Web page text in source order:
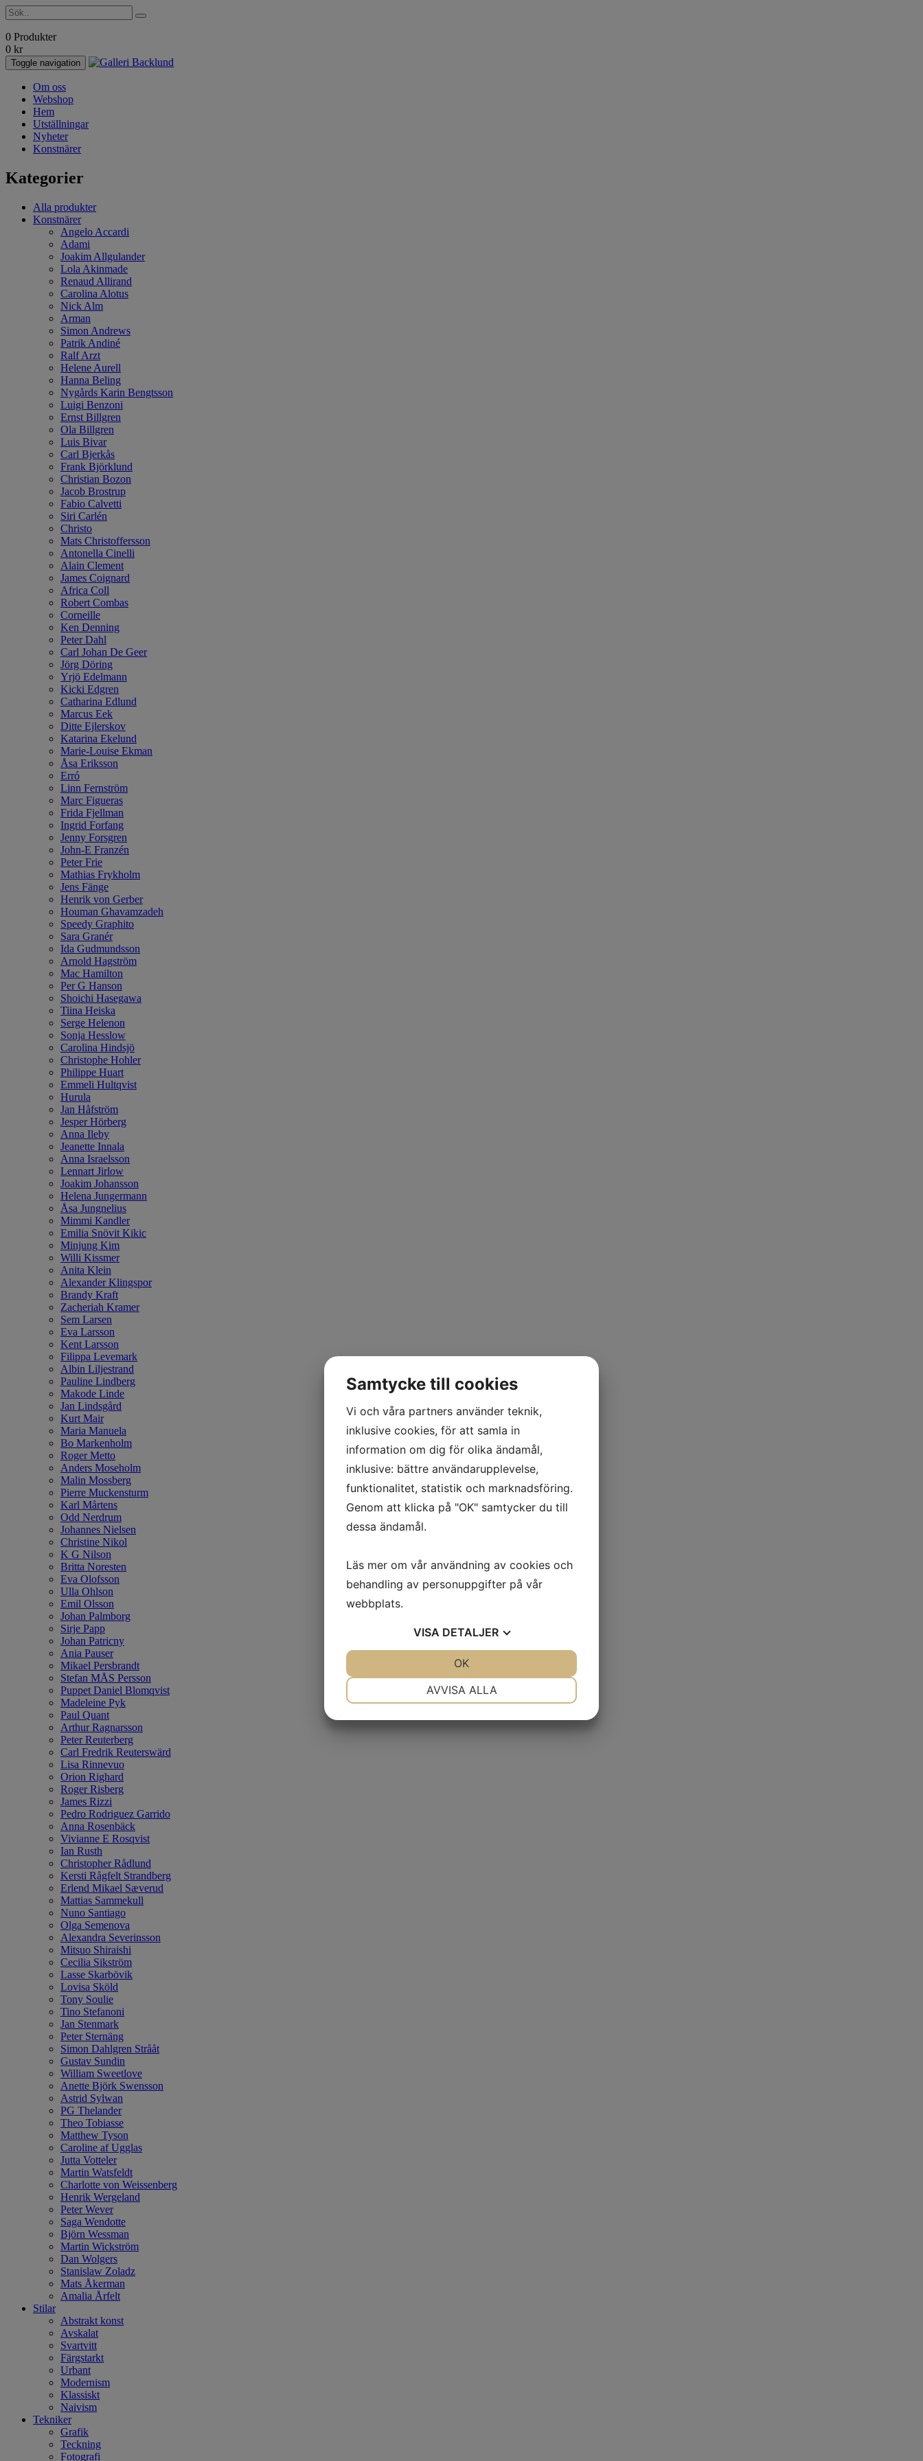
0 Produkter
0 kr
Toggle navigation
Om oss
Webshop
Hem
Utställningar
Nyheter
Konstnärer
Kategorier
Alla produkter
Konstnärer
Angelo Accardi
Adami
Joakim Allgulander
Lola Akinmade
Renaud Allirand
Carolina Alotus
Nick Alm
Arman
Simon Andrews
Patrik Andiné
Ralf Arzt
Helene Aurell
Hanna Beling
Nygårds Karin Bengtsson
Luigi Benzoni
Ernst Billgren
Ola Billgren
Luis Bivar
Carl Bjerkås
Frank Björklund
Christian Bozon
Jacob Brostrup
Fabio Calvetti
Siri Carlén
Christo
Mats Christoffersson
Antonella Cinelli
Alain Clement
James Coignard
Africa Coll
Robert Combas
Corneille
Ken Denning
Peter Dahl
Carl Johan De Geer
Jörg Döring
Yrjö Edelmann
Kicki Edgren
Catharina Edlund
Marcus Eek
Ditte Ejlerskov
Katarina Ekelund
Marie-Louise Ekman
Åsa Eriksson
Erró
Linn Fernström
Marc Figueras
Frida Fjellman
Ingrid Forfang
Jenny Forsgren
John-E Franzén
Peter Frie
Mathias Frykholm
Jens Fänge
Henrik von Gerber
Houman Ghavamzadeh
Speedy Graphito
Sara Granér
Ida Gudmundsson
Arnold Hagström
Mac Hamilton
Per G Hanson
Shoichi Hasegawa
Tiina Heiska
Serge Helenon
Sonja Hesslow
Carolina Hindsjö
Christophe Hohler
Philippe Huart
Emmeli Hultqvist
Hurula
Jan Håfström
Jesper Hörberg
Anna Ileby
Jeanette Innala
Anna Israelsson
Lennart Jirlow
Joakim Johansson
Helena Jungermann
Åsa Jungnelius
Mimmi Kandler
Emilia Snövit Kikic
Minjung Kim
Willi Kissmer
Anita Klein
Alexander Klingspor
Brandy Kraft
Zacheriah Kramer
Sem Larsen
Eva Larsson
Kent Larsson
Filippa Levemark
Albin Liljestrand
Pauline Lindberg
Makode Linde
Jan Lindsgård
Kurt Mair
Maria Manuela
Bo Markenholm
Roger Metto
Anders Moseholm
Malin Mossberg
Pierre Muckensturm
Karl Mårtens
Odd Nerdrum
Johannes Nielsen
Christine Nikol
K G Nilson
Britta Noresten
Eva Olofsson
Ulla Ohlson
Emil Olsson
Johan Palmborg
Sirje Papp
Johan Patricny
Ania Pauser
Mikael Persbrandt
Stefan MÅS Persson
Puppet Daniel Blomqvist
Madeleine Pyk
Paul Quant
Arthur Ragnarsson
Peter Reuterberg
Carl Fredrik Reuterswärd
Lisa Rinnevuo
Orion Righard
Roger Risberg
James Rizzi
Pedro Rodriguez Garrido
Anna Rosenbäck
Vivianne E Rosqvist
Ian Rusth
Christopher Rådlund
Kersti Rågfelt Strandberg
Erlend Mikael Sæverud
Mattias Sammekull
Nuno Santiago
Olga Semenova
Alexandra Severinsson
Mitsuo Shiraishi
Cecilia Sikström
Lasse Skarbövik
Lovisa Sköld
Tony Soulie
Tino Stefanoni
Jan Stenmark
Peter Sternäng
Simon Dahlgren Strååt
Gustav Sundin
William Sweetlove
Anette Björk Swensson
Astrid Sylwan
PG Thelander
Theo Tobiasse
Matthew Tyson
Caroline af Ugglas
Jutta Votteler
Martin Watsfeldt
Charlotte von Weissenberg
Henrik Wergeland
Peter Wever
Saga Wendotte
Björn Wessman
Martin Wickström
Dan Wolgers
Stanislaw Zoladz
Mats Åkerman
Amalia Årfelt
Stilar
Abstrakt konst
Avskalat
Svartvitt
Färgstarkt
Urbant
Modernism
Klassiskt
Naivism
Tekniker
Grafik
Teckning
Fotografi
Samtycke till cookies
Vi och våra partners använder teknik,
inklusive cookies, för att samla in
information om dig för olika ändamål,
inklusive: bättre användarupplevelse,
funktionalitet, statistik och marknadsföring.
Genom att klicka på "OK" samtycker du till
dessa ändamål.
Läs mer om vår användning av cookies och
behandling av personuppgifter på vår
webbplats.
VISA DETALJER
AVVISA ALLA
OK